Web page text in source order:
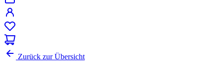
Zurück zur Übersicht